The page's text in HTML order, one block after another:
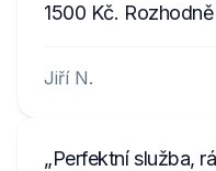
1500 Kč.
Jiří N.
Perfektní služba,